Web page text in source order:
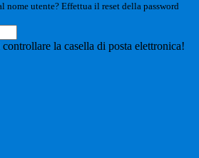
nome utente? Effettua il reset della password
la casella di posta elettronica!